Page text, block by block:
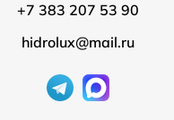
+7 383 207 53 90
hidrolux@mail.ru